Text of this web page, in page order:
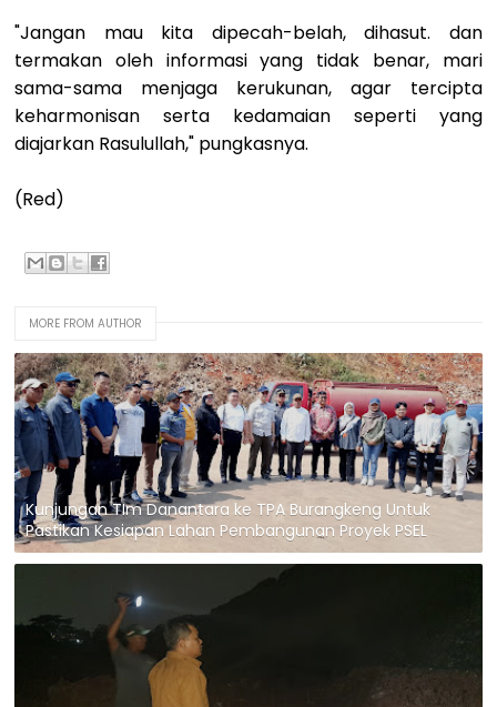
"Jangan mau kita dipecah-belah, dihasut. dan
termakan oleh informasi yang tidak benar, mari
sama-sama menjaga kerukunan, agar tercipta
keharmonisan serta kedamaian seperti yang
diajarkan Rasulullah," pungkasnya.
(Red)
MORE FROM AUTHOR
Kunjungan TIm Danantara ke TPA Burangkeng Untuk
Pastikan Kesiapan Lahan Pembangunan Proyek PSEL